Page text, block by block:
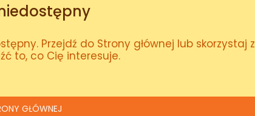
Przejdź do Strony głównej lub skorzystaj z
to, co Cię interesuje.
GŁÓWNEJ